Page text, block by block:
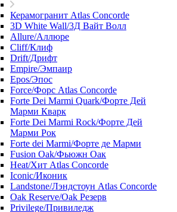
Керамогранит Atlas Concorde
3D White Wall/3Д Вайт Волл
Allure/Аллюрe
Cliff/Клиф
Drift/Дрифт
Empire/Эмпаир
Epos/Эпос
Force/Фoрс Atlas Concorde
Forte Dei Marmi Quark/Форте Дей
Марми Кварк
Forte Dei Marmi Rock/Форте Дей
Марми Рок
Forte dei Marmi/Форте де Марми
Fusion Oak/Фьюжн Оак
Heat/Xит Atlas Concorde
Iconic/Иконик
Landstone/Лэндстоун Atlas Concorde
Oak Reserve/Оak Резepв
Privilege/Привиледж